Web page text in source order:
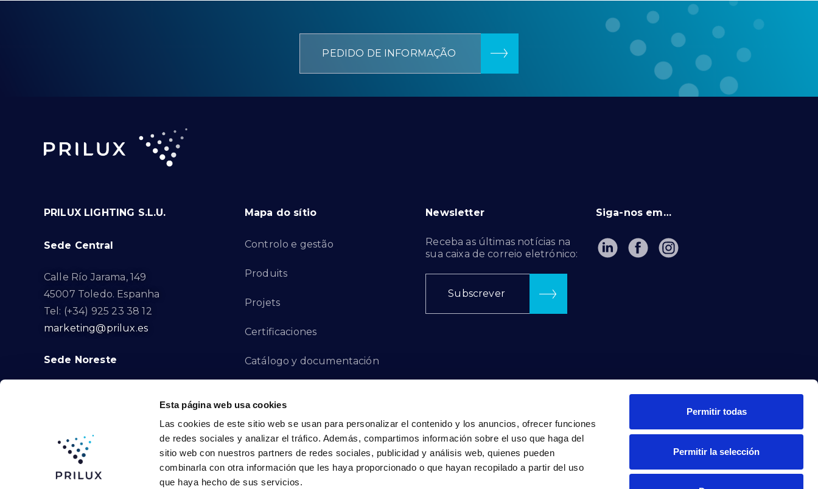
Esta página web usa cookies
Las cookies de este sitio web se usan para personalizar el contenido y los anuncios, ofrecer funciones
de redes sociales y analizar el tráfico. Además, compartimos información sobre el uso que haga del
sitio web con nuestros partners de redes sociales, publicidad y análisis web, quienes pueden
combinarla con otra información que les haya proporcionado o que hayan recopilado a partir del uso
que haya hecho de sus servicios.
Permitir todas
Permitir la selección
PEDIDO DE INFORMAÇÃO
PRILUX LIGHTING S.L.U.
Sede Central
Calle Río Jarama, 149
45007 Toledo. Espanha
Tel: (+34) 925 23 38 12
marketing@prilux.es
Sede Noreste
08791. Sant Llorenç d’Hortons.
Tel: (+34) 93 719 23 29
marketing@prilux.es
Mapa do sítio
Controlo e gestão
Produits
Projets
Certificaciones
Catálogo y documentación
Canal de denuncias
Contact
Newsletter
Receba as últimas notícias na
sua caixa de correio eletrónico:
Subscrever
Siga-nos em…